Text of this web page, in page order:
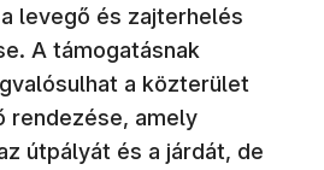
levegő és zajterhelés
A támogatásnak
a közterület
amely
útpályát és a járdát, de